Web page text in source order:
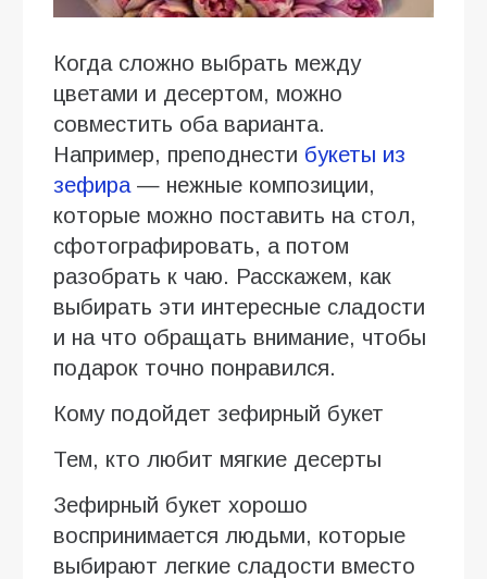
Когда сложно выбрать между
цветами и десертом, можно
совместить оба варианта.
Например, преподнести букеты из
зефира— нежные композиции,
которые можно поставить на стол,
сфотографировать, а потом
разобрать к чаю. Расскажем, как
выбирать эти интересные сладости
и на что обращать внимание, чтобы
подарок точно понравился.
Кому подойдет зефирный букет
Тем, кто любит мягкие десерты
Зефирный букет хорошо
воспринимается людьми, которые
выбирают легкие сладости вместо